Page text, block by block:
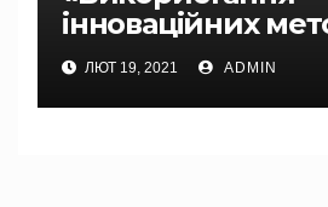
інноваційних
прийомів у роботі
– дошкільників:
ДО
ЛЮТ 19, 2021 ADMIN